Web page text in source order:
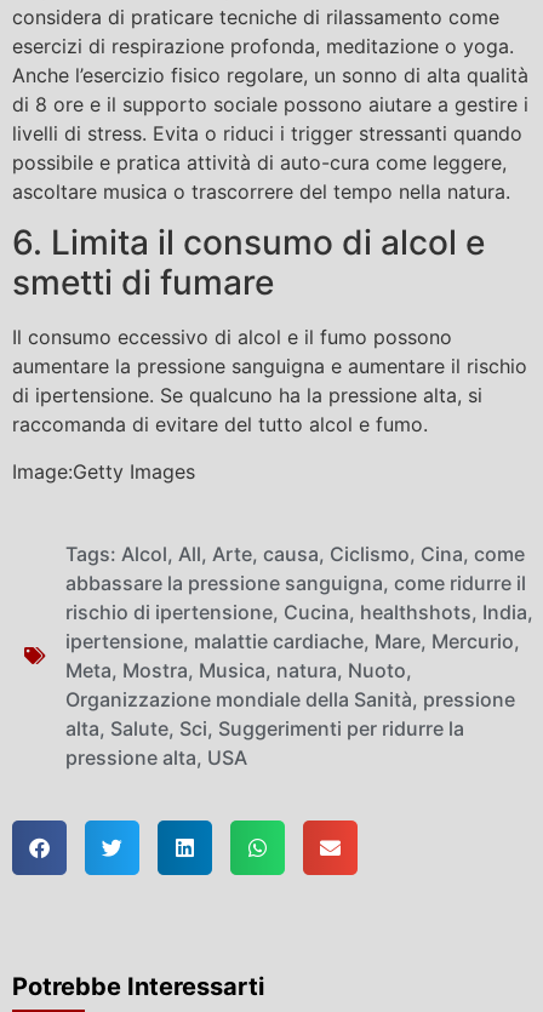
considera di praticare tecniche di rilassamento come
esercizi di respirazione profonda, meditazione o yoga.
Anche l’esercizio fisico regolare, un sonno di alta qualità
di 8 ore e il supporto sociale possono aiutare a gestire i
livelli di stress. Evita o riduci i trigger stressanti quando
possibile e pratica attività di auto-cura come leggere,
ascoltare musica o trascorrere del tempo nella natura.
6. Limita il consumo di alcol e
smetti di fumare
Il consumo eccessivo di alcol e il fumo possono
aumentare la pressione sanguigna e aumentare il rischio
di ipertensione. Se qualcuno ha la pressione alta, si
raccomanda di evitare del tutto alcol e fumo.
Image:Getty Images
Tags: Alcol, All, Arte, causa, Ciclismo, Cina, come
abbassare la pressione sanguigna, come ridurre il
rischio di ipertensione, Cucina, healthshots, India,
ipertensione, malattie cardiache, Mare, Mercurio,
Meta, Mostra, Musica, natura, Nuoto,
Organizzazione mondiale della Sanità, pressione
alta, Salute, Sci, Suggerimenti per ridurre la
pressione alta, USA
Potrebbe Interessarti